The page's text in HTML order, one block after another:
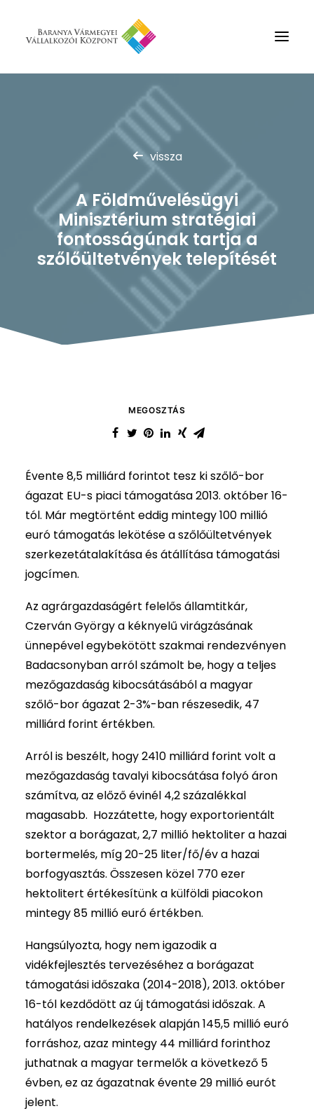
Rólunk
Szolgáltatások
Hírek
Partnerek
Kapcsolat
Keresés
vissza
A Földművelésügyi
Minisztérium stratégiai
fontosságúnak tartja a
szőlőültetvények telepítését
MEGOSZTÁS
Évente 8,5 milliárd forintot tesz ki szőlő-bor
ágazat EU-s piaci támogatása 2013. október 16-
tól. Már megtörtént eddig mintegy 100 millió
euró támogatás lekötése a szőlőültetvények
szerkezetátalakítása és átállítása támogatási
jogcímen.
Az agrárgazdaságért felelős államtitkár,
Czerván György a kéknyelű virágzásának
ünnepével egybekötött szakmai rendezvényen
Badacsonyban arról számolt be, hogy a teljes
mezőgazdaság kibocsátásából a magyar
szőlő-bor ágazat 2-3%-ban részesedik, 47
milliárd forint értékben.
Arról is beszélt, hogy 2410 milliárd forint volt a
mezőgazdaság tavalyi kibocsátása folyó áron
számítva, az előző évinél 4,2 százalékkal
magasabb. Hozzátette, hogy exportorientált
szektor a borágazat, 2,7 millió hektoliter a hazai
bortermelés, míg 20-25 liter/fő/év a hazai
borfogyasztás. Összesen közel 770 ezer
hektolitert értékesítünk a külföldi piacokon
mintegy 85 millió euró értékben.
Hangsúlyozta, hogy nem igazodik a
vidékfejlesztés tervezéséhez a borágazat
támogatási időszaka (2014-2018), 2013. október
16-tól kezdődött az új támogatási időszak. A
hatályos rendelkezések alapján 145,5 millió euró
forráshoz, azaz mintegy 44 milliárd forinthoz
juthatnak a magyar termelők a következő 5
évben, ez az ágazatnak évente 29 millió eurót
jelent.